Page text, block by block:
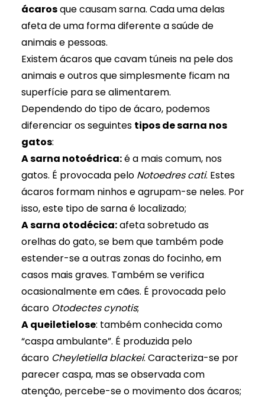
ácarosque causam sarna. Cada uma delas
afeta de uma forma diferente a saúde de
animais e pessoas.
Existem ácaros que cavam túneis na pele dos
animais e outros que simplesmente ficam na
superfície para se alimentarem.
Dependendo do tipo de ácaro, podemos
diferenciar os seguintes tipos de sarna nos
gatos:
A sarna notoédrica:é a mais comum, nos
gatos. É provocada pelo Notoedres cati. Estes
ácaros formam ninhos e agrupam-se neles. Por
isso, este tipo de sarna é localizado;
A sarna otodécica:afeta sobretudo as
orelhas do gato, se bem que também pode
estender-se a outras zonas do focinho, em
casos mais graves. Também se verifica
ocasionalmente em cães. É provocada pelo
ácaro Otodectes cynotis;
A queiletielose: também conhecida como
“caspa ambulante”. É produzida pelo
ácaro Cheyletiella blackei. Caracteriza-se por
parecer caspa, mas se observada com
atenção, percebe-se o movimento dos ácaros;